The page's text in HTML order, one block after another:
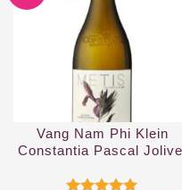
Vang Nam Phi Klein
Constantia Pascal
2019